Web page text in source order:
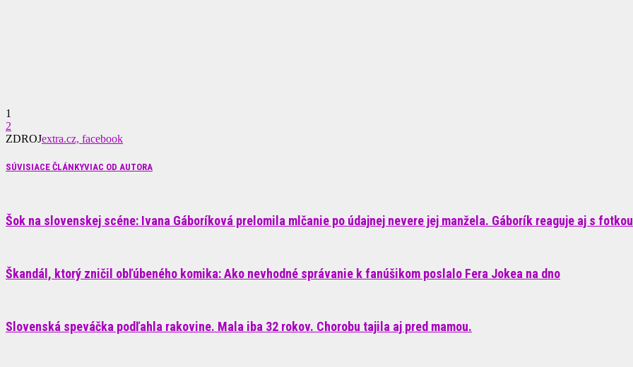
1
2
ZDROJextra.cz, facebook
SÚVISIACE ČLÁNKYVIAC OD AUTORA
Šok na slovenskej scéne: Ivana Gáboríková prelomila mlčanie po údajnej nevere jej manžela. Gáborík reaguje aj s fotkou
Škandál, ktorý zničil obľúbeného komika: Ako nevhodné správanie k fanúšikom poslalo Fera Jokea na dno
Slovenská speváčka podľahla rakovine. Mala iba 32 rokov. Chorobu tajila aj pred mamou.